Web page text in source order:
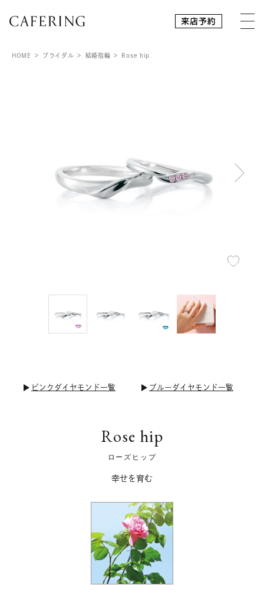
HOME ブライダル 結婚指輪 Rose hip
ピンクダイヤモンド一覧 ブルーダイヤモンド一覧
Rose hip
ローズヒップ
幸せを育む